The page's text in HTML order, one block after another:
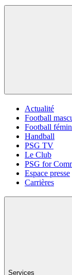
Actualité
Football
Football
Handball
PSG TV
Le Club
PSG for
Espace presse
Carrières
Services